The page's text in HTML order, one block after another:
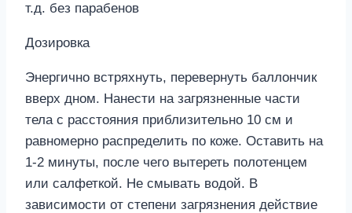
т.д. без парабенов
Дозировка
Энергично встряхнуть, перевернуть баллончик
вверх дном. Нанести на загрязненные части
тела с расстояния приблизительно 10 см и
равномерно распределить по коже. Оставить на
1-2 минуты, после чего вытереть полотенцем
или салфеткой. Не смывать водой. В
зависимости от степени загрязнения действие